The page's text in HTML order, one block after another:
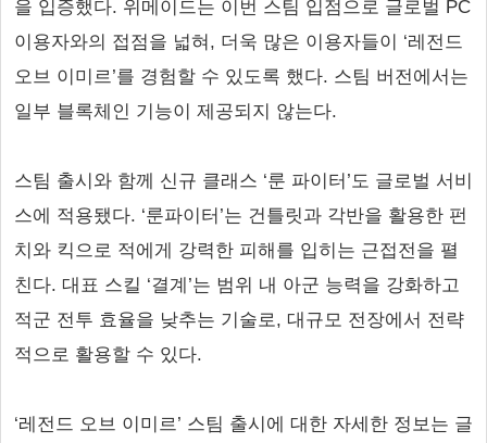
을 입증했다. 위메이드는 이번 스팀 입점으로 글로벌 PC
이용자와의 접점을 넓혀, 더욱 많은 이용자들이 ‘레전드
오브 이미르’를 경험할 수 있도록 했다. 스팀 버전에서는
일부 블록체인 기능이 제공되지 않는다.
스팀 출시와 함께 신규 클래스 ‘룬 파이터’도 글로벌 서비
스에 적용됐다. ‘룬파이터’는 건틀릿과 각반을 활용한 펀
치와 킥으로 적에게 강력한 피해를 입히는 근접전을 펼
친다. 대표 스킬 ‘결계’는 범위 내 아군 능력을 강화하고
적군 전투 효율을 낮추는 기술로, 대규모 전장에서 전략
적으로 활용할 수 있다.
‘레전드 오브 이미르’ 스팀 출시에 대한 자세한 정보는 글